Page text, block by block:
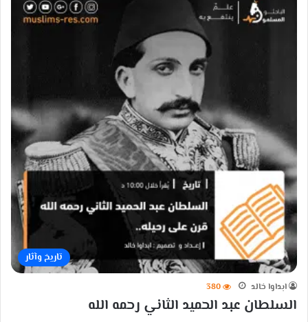
تاريخ وآثار
ابداوا خالد 380
السلطان عبد الحميد الثاني رحمه الله